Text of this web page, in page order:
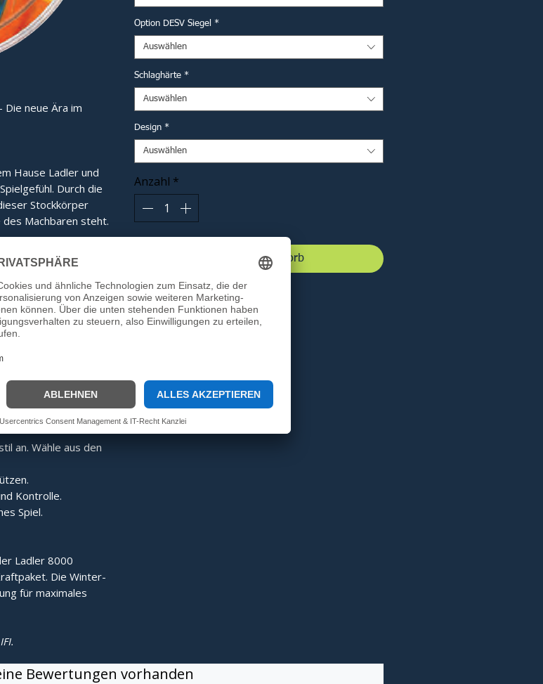
Die neue Ära im
Hause Ladler und
Durch die
Stockkörper
Machbaren steht.
Innenleben
gänzlich neues,
Aufbaus wird der
8000 zum idealen
und
an. Wähle aus den
Kontrolle.
Spiel.
Ladler 8000
Die Winter-
für maximales
Option DESV Siegel *
Auswählen
Schlaghärte *
Auswählen
Design *
Auswählen
Anzahl *
In den Warenkorb
Bewertungen vorhanden